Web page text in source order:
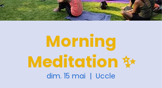
Morning
Meditation ✨
dim. 15 mai
  |
Uccle